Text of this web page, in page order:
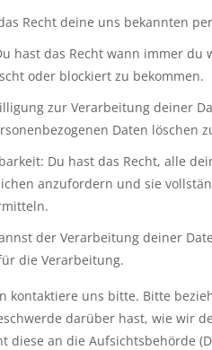
Recht deine uns bekannten
hast das Recht wann immer
oder blockiert zu bekommen.
zur Verarbeitung deiner
Daten löschen
Du hast das Recht, alle
anzufordern und sie
der Verarbeitung deiner
die Verarbeitung.
kontaktiere uns bitte. Bitte
darüber hast, wie wir
diese an die Aufsichtsbehörde